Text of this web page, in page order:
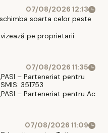
07/08/2026 12:13
soarta celor peste
pe proprietarii
07/08/2026 11:35
– Parteneriat pentru
351753
– Parteneriat pentru Ac
07/08/2026 11:09